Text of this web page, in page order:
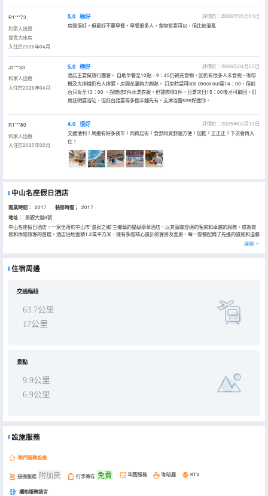
R1***73
和家人出遊
尊貴大床房
入住於2026年04月
5.0 極好
評價於：2026年05月01日
房間挺好，但最好不要早餐，早餐很多人，食物質素可以，但比較混亂
J0***33
和家人出遊
入住於2026年04月
5.0 極好
評價於：2026年04月07日
酒店主要做旅行團客。 自助早餐至10點，9：45仍補充食物，因仍有很多人未食完，咖啡
機及大排檔仍有人排緊。房間花灑夠力夠熱。 訂房時話可late check out至14：00，但前
台只肯至13：00 。說贈送5件水洗衣服，但寶際得3件，且要次日15：00後才可取回。訂
房註明要浴缸，但前台話要等多個半鐘先有。支淋浴露size好迷你。
R1***80
和家人出遊
入住於2025年02月
4.0 很好
評價於：2025年02月13日
交通便利！周邊有好多夜市！同商店街！食野同買野超方便！加推！正正正！下次會再入
住！
中山名座假日酒店
開業時間： 2017 装修時間； 2017
地址：
景觀大道8號
中山名座假日酒店，一家坐落於中山市“温泉之鄉”三鄉鎮的星級豪華酒店，以其寬敞舒適的客房和卓越的服務，成為商
務和休閒旅客的首選。酒店佔地面積1.2萬平方米，擁有多間精心設計的客房及套房，每一間都配備了先進的設施和温馨
酒店的地理位置極為優越，地處廣、江、珠40分鐘生態圈，臨近車站、高鐵站、機場、口岸；周邊配套設施齊全，購
展開
住宿周邊
交通樞紐
63.7公里
17公里
景點
9.9公里
6.9公里
設施服務
熱門服務設施
接機服務 附加费 行李寄存 免費 叫醒服務 咖啡廳 KTV
櫃枱服務語言